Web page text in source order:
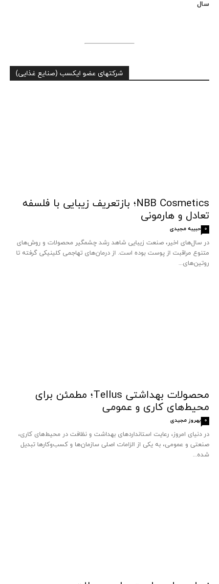
سال
شرکتهای عضو ایکسب (صنایع غذایی)
NBB Cosmetics؛ بازتعریف زیبایی با فلسفه
تعادل و هارمونی
حبیبه مجیدی 0
در سال‌های اخیر، صنعت زیبایی شاهد رشد چشمگیر محصولات و روش‌های
متنوع مراقبت از پوست بوده است. از درمان‌های تهاجمی کلینیکی گرفته تا
روتین‌های...
محصولات بهداشتی Tellus؛ مطمئن برای
محیط‌های کاری و عمومی
بهروز مجیدی 0
در دنیای امروز، رعایت استانداردهای بهداشت و نظافت در محیط‌های کاری،
صنعتی و عمومی، به یکی از الزامات اصلی سازمان‌ها و کسب‌وکارها تبدیل
شده...